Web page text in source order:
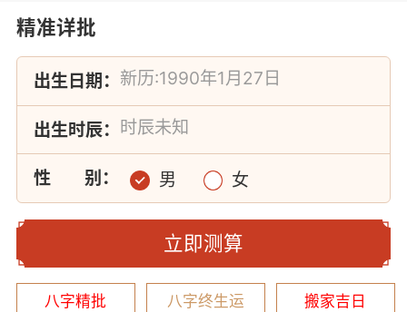
精准详批
出生日期：
出生时辰：
性 别： 男 女
立即测算
八字精批 八字终生运 搬家吉日